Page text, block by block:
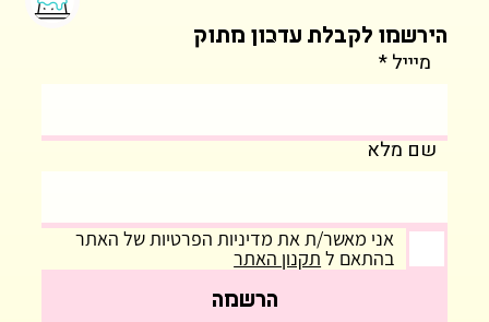
הירשמו לקבלת עדכון מתוק
מיייל
שם מלא
אני מאשר/ת את מדיניות הפרטיות של האתר
בהתאם ל תקנון האתר
הרשמה